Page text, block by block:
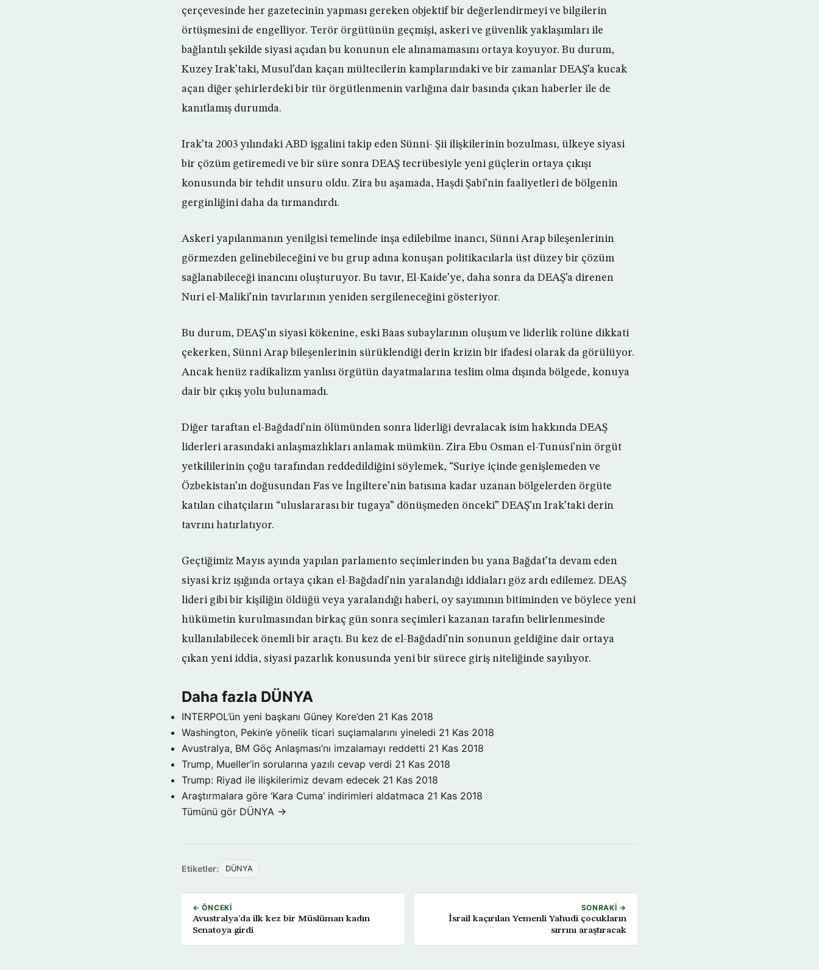
çerçevesinde her gazetecinin yapması gereken objektif bir değerlendirmeyi ve bilgilerin
örtüşmesini de engelliyor. Terör örgütünün geçmişi, askeri ve güvenlik yaklaşımları ile
bağlantılı şekilde siyasi açıdan bu konunun ele alınamamasını ortaya koyuyor. Bu durum,
Kuzey Irak’taki, Musul’dan kaçan mültecilerin kamplarındaki ve bir zamanlar DEAŞ’a kucak
açan diğer şehirlerdeki bir tür örgütlenmenin varlığına dair basında çıkan haberler ile de
kanıtlamış durumda.
Irak’ta 2003 yılındaki ABD işgalini takip eden Sünni- Şii ilişkilerinin bozulması, ülkeye siyasi
bir çözüm getiremedi ve bir süre sonra DEAŞ tecrübesiyle yeni güçlerin ortaya çıkışı
konusunda bir tehdit unsuru oldu. Zira bu aşamada, Haşdi Şabi’nin faaliyetleri de bölgenin
gerginliğini daha da tırmandırdı.
Askeri yapılanmanın yenilgisi temelinde inşa edilebilme inancı, Sünni Arap bileşenlerinin
görmezden gelinebileceğini ve bu grup adına konuşan politikacılarla üst düzey bir çözüm
sağlanabileceği inancını oluşturuyor. Bu tavır, El-Kaide’ye, daha sonra da DEAŞ’a direnen
Nuri el-Maliki’nin tavırlarının yeniden sergileneceğini gösteriyor.
Bu durum, DEAŞ’ın siyasi kökenine, eski Baas subaylarının oluşum ve liderlik rolüne dikkati
çekerken, Sünni Arap bileşenlerinin sürüklendiği derin krizin bir ifadesi olarak da görülüyor.
Ancak henüz radikalizm yanlısı örgütün dayatmalarına teslim olma dışında bölgede, konuya
dair bir çıkış yolu bulunamadı.
Diğer taraftan el-Bağdadi’nin ölümünden sonra liderliği devralacak isim hakkında DEAŞ
liderleri arasındaki anlaşmazlıkları anlamak mümkün. Zira Ebu Osman el-Tunusi’nin örgüt
yetkililerinin çoğu tarafından reddedildiğini söylemek, “Suriye içinde genişlemeden ve
Özbekistan’ın doğusundan Fas ve İngiltere’nin batısına kadar uzanan bölgelerden örgüte
katılan cihatçıların “uluslararası bir tugaya” dönüşmeden önceki” DEAŞ’ın Irak’taki derin
tavrını hatırlatıyor.
Geçtiğimiz Mayıs ayında yapılan parlamento seçimlerinden bu yana Bağdat’ta devam eden
siyasi kriz ışığında ortaya çıkan el-Bağdadi’nin yaralandığı iddiaları göz ardı edilemez. DEAŞ
lideri gibi bir kişiliğin öldüğü veya yaralandığı haberi, oy sayımının bitiminden ve böylece yeni
hükümetin kurulmasından birkaç gün sonra seçimleri kazanan tarafın belirlenmesinde
kullanılabilecek önemli bir araçtı. Bu kez de el-Bağdadi’nin sonunun geldiğine dair ortaya
çıkan yeni iddia, siyasi pazarlık konusunda yeni bir sürece giriş niteliğinde sayılıyor.
Daha fazla DÜNYA
INTERPOL’ün yeni başkanı Güney Kore’den 21 Kas 2018
Washington, Pekin’e yönelik ticari suçlamalarını yineledi 21 Kas 2018
Avustralya, BM Göç Anlaşması’nı imzalamayı reddetti 21 Kas 2018
Trump, Mueller’in sorularına yazılı cevap verdi 21 Kas 2018
Trump: Riyad ile ilişkilerimiz devam edecek 21 Kas 2018
Araştırmalara göre ‘Kara Cuma’ indirimleri aldatmaca 21 Kas 2018
Tümünü gör DÜNYA →
Etiketler: DÜNYA
← ÖNCEKI
Avustralya’da ilk kez bir Müslüman kadın
Senatoya girdi
SONRAKI →
İsrail kaçırılan Yemenli Yahudi çocukların
sırrını araştıracak